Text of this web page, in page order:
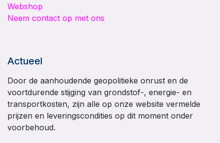
Webshop
Neem contact op met ons
Actueel
Door de aanhoudende geopolitieke onrust en de
voortdurende stijging van grondstof-, energie- en
transportkosten, zijn alle op onze website vermelde
prijzen en leveringscondities op dit moment onder
voorbehoud.